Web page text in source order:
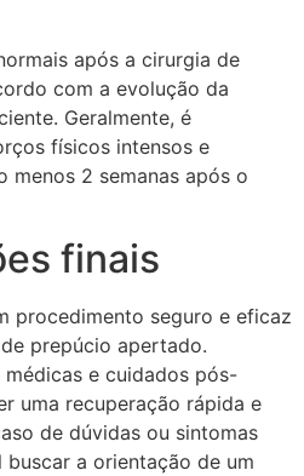
após a cirurgia de
com a evolução da
Geralmente, é
físicos intensos e
menos 2 semanas após o
finais
procedimento seguro e eficaz
prepúcio apertado.
e cuidados pós-
uma recuperação rápida e
de dúvidas ou sintomas
buscar a orientação de um